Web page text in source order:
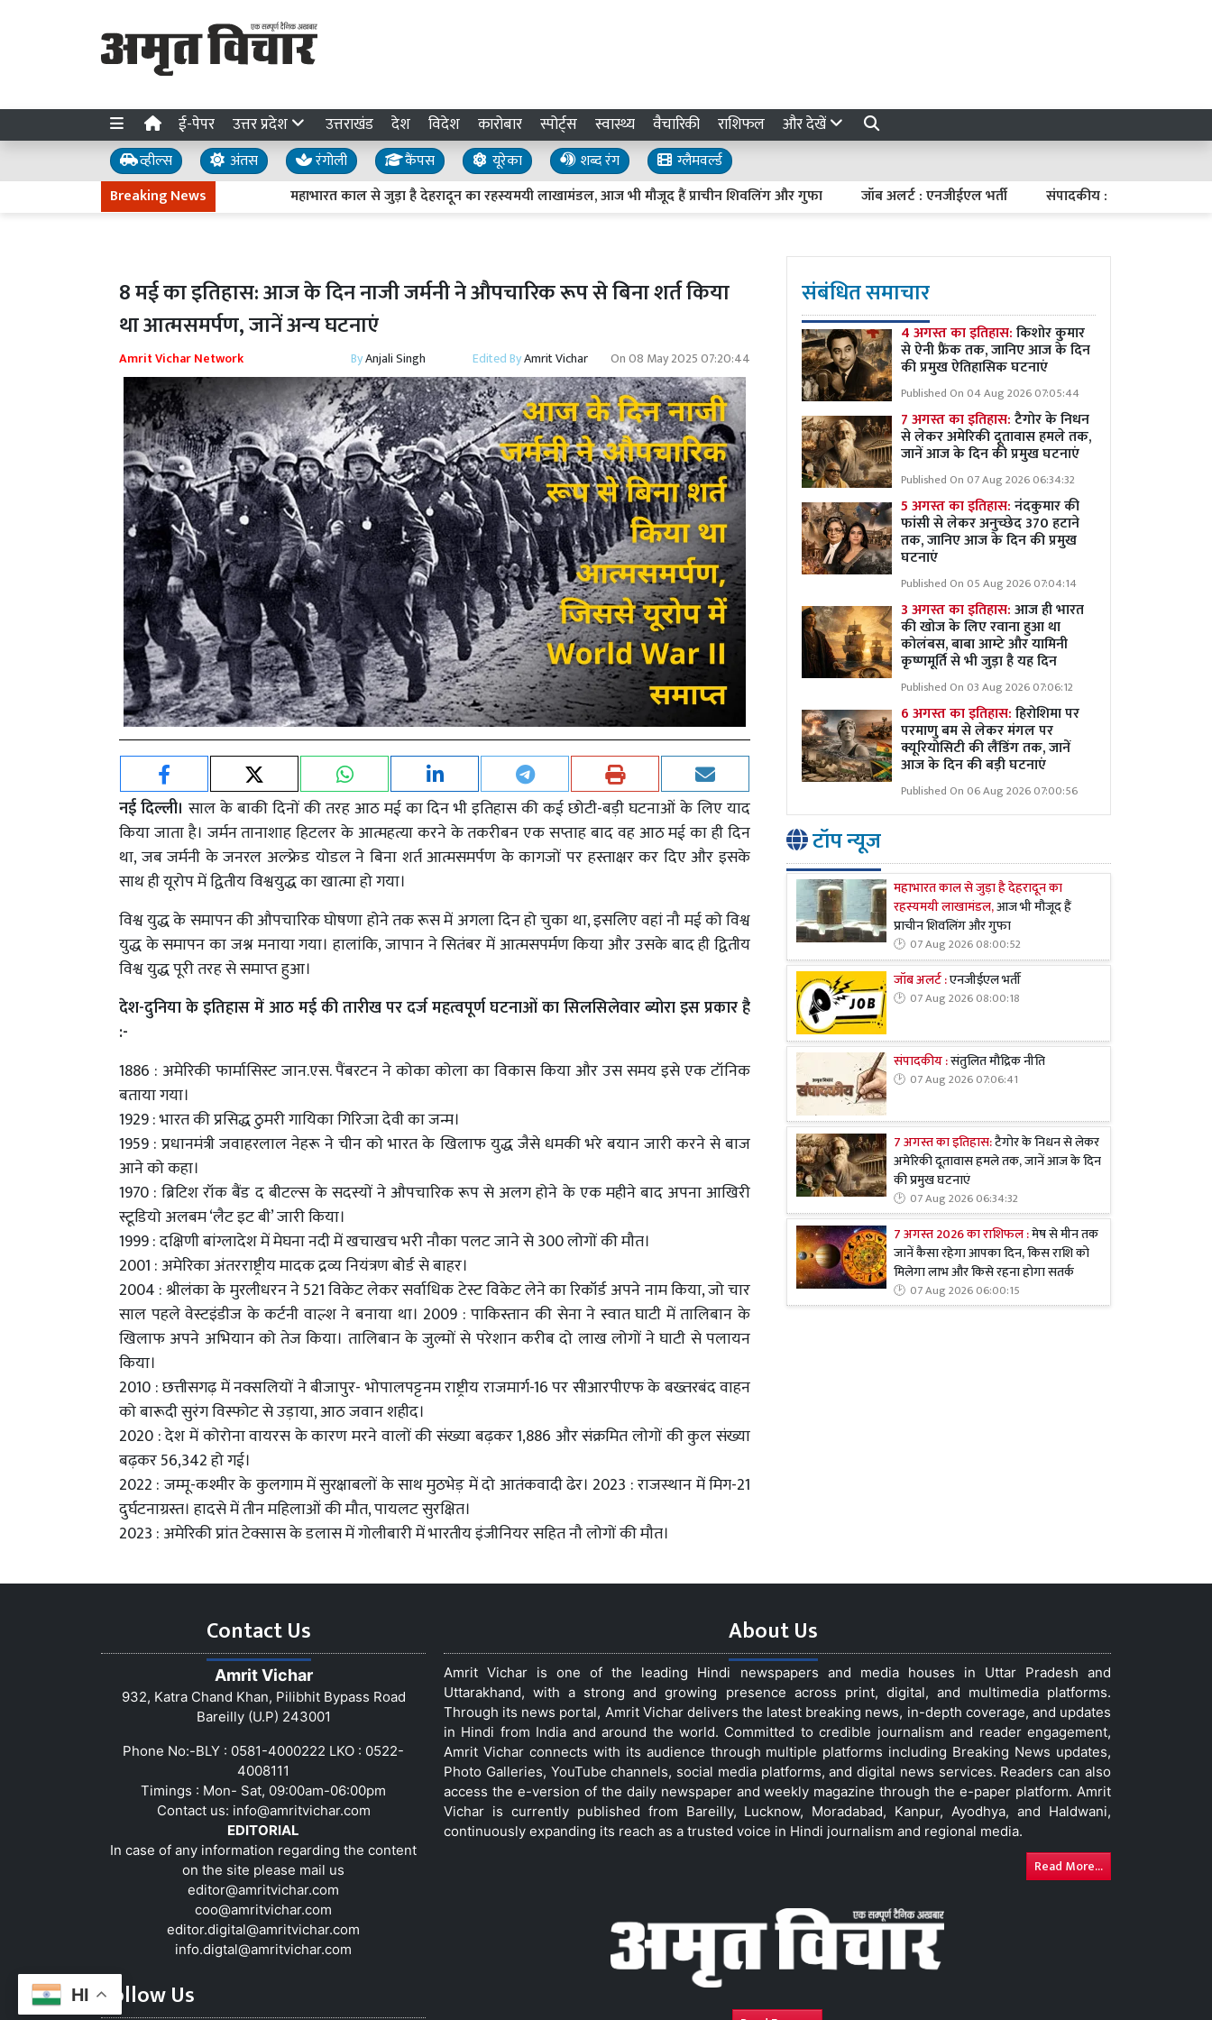
ई-पेपर उत्तर प्रदेश उत्तराखंड देश विदेश कारोबार स्पोर्ट्स स्वास्थ्य वैचारिकी राशिफल और देखें
व्हील्स अंतस रंगोली कैंपस यूरेका शब्द रंग
ग्लैमवर्ल्ड
Breaking News
महाभारत काल से जुड़ा है देहरादून का रहस्यमयी लाखामंडल, आज भी मौजूद हैं प्राचीन शिवलिंग और गुफा जॉब अलर्ट : एनजीईएल भर्ती संपादकीय : संतुलित मौद्रिक नीति
HI
8 मई का इतिहास: आज के दिन नाजी जर्मनी ने औपचारिक रूप से बिना शर्त किया
था आत्मसमर्पण, जानें अन्य घटनाएं
Amrit Vichar Network ByAnjali Singh Edited ByAmrit Vichar On08 May 2025 07:20:44
नई दिल्ली। साल के बाकी दिनों की तरह आठ मई का दिन भी इतिहास की कई छोटी-बड़ी घटनाओं के लिए याद
किया जाता है। जर्मन तानाशाह हिटलर के आत्महत्या करने के तकरीबन एक सप्ताह बाद वह आठ मई का ही दिन
था, जब जर्मनी के जनरल अल्फ्रेड योडल ने बिना शर्त आत्मसमर्पण के कागजों पर हस्ताक्षर कर दिए और इसके
साथ ही यूरोप में द्वितीय विश्वयुद्ध का खात्मा हो गया।
विश्व युद्ध के समापन की औपचारिक घोषणा होने तक रूस में अगला दिन हो चुका था, इसलिए वहां नौ मई को विश्व
युद्ध के समापन का जश्न मनाया गया। हालांकि, जापान ने सितंबर में आत्मसपर्मण किया और उसके बाद ही द्वितीय
विश्व युद्ध पूरी तरह से समाप्त हुआ।
देश-दुनिया के इतिहास में आठ मई की तारीख पर दर्ज महत्वपूर्ण घटनाओं का सिलसिलेवार ब्योरा इस प्रकार है
:-
1886 : अमेरिकी फार्मासिस्ट जान.एस. पैंबरटन ने कोका कोला का विकास किया और उस समय इसे एक टॉनिक
बताया गया।
1929 : भारत की प्रसिद्ध ठुमरी गायिका गिरिजा देवी का जन्म।
1959 : प्रधानमंत्री जवाहरलाल नेहरू ने चीन को भारत के खिलाफ युद्ध जैसे धमकी भरे बयान जारी करने से बाज
आने को कहा।
1970 : ब्रिटिश रॉक बैंड द बीटल्स के सदस्यों ने औपचारिक रूप से अलग होने के एक महीने बाद अपना आखिरी
स्टूडियो अलबम ‘लैट इट बी’ जारी किया।
1999 : दक्षिणी बांग्लादेश में मेघना नदी में खचाखच भरी नौका पलट जाने से 300 लोगों की मौत।
2001 : अमेरिका अंतरराष्ट्रीय मादक द्रव्य नियंत्रण बोर्ड से बाहर।
2004 : श्रीलंका के मुरलीधरन ने 521 विकेट लेकर सर्वाधिक टेस्ट विकेट लेने का रिकॉर्ड अपने नाम किया, जो चार
साल पहले वेस्टइंडीज के कर्टनी वाल्श ने बनाया था। 2009 : पाकिस्तान की सेना ने स्वात घाटी में तालिबान के
खिलाफ अपने अभियान को तेज किया। तालिबान के जुल्मों से परेशान करीब दो लाख लोगों ने घाटी से पलायन
किया।
2010 : छत्तीसगढ़ में नक्सलियों ने बीजापुर- भोपालपट्टनम राष्ट्रीय राजमार्ग-16 पर सीआरपीएफ के बख्तरबंद वाहन
को बारूदी सुरंग विस्फोट से उड़ाया, आठ जवान शहीद।
2020 : देश में कोरोना वायरस के कारण मरने वालों की संख्या बढ़कर 1,886 और संक्रमित लोगों की कुल संख्या
बढ़कर 56,342 हो गई।
2022 : जम्मू-कश्मीर के कुलगाम में सुरक्षाबलों के साथ मुठभेड़ में दो आतंकवादी ढेर। 2023 : राजस्‍थान में मि‍ग-21
दुर्घटनाग्रस्त। हादसे में तीन महिलाओं की मौत, पायलट सुरक्षित।
2023 : अमेरिकी प्रांत टेक्सास के डलास में गोलीबारी में भारतीय इंजीनियर सहित नौ लोगों की मौत।
संबंधित समाचार
4 अगस्त का इतिहास:किशोर कुमार
से ऐनी फ्रैंक तक, जानिए आज के दिन
की प्रमुख ऐतिहासिक घटनाएं
Published On 04 Aug 2026 07:05:44
7 अगस्त का इतिहास:टैगोर के निधन
से लेकर अमेरिकी दूतावास हमले तक,
जानें आज के दिन की प्रमुख घटनाएं
Published On 07 Aug 2026 06:34:32
5 अगस्त का इतिहास:नंदकुमार की
फांसी से लेकर अनुच्छेद 370 हटाने
तक, जानिए आज के दिन की प्रमुख
घटनाएं
Published On 05 Aug 2026 07:04:14
3 अगस्त का इतिहास:आज ही भारत
की खोज के लिए रवाना हुआ था
कोलंबस, बाबा आम्टे और यामिनी
कृष्णमूर्ति से भी जुड़ा है यह दिन
Published On 03 Aug 2026 07:06:12
6 अगस्त का इतिहास:हिरोशिमा पर
परमाणु बम से लेकर मंगल पर
क्यूरियोसिटी की लैंडिंग तक, जानें
आज के दिन की बड़ी घटनाएं
Published On 06 Aug 2026 07:00:56
टॉप न्यूज
महाभारत काल से जुड़ा है देहरादून का
रहस्यमयी लाखामंडल,आज भी मौजूद हैं
प्राचीन शिवलिंग और गुफा
07 Aug 2026 08:00:52
जॉब अलर्ट :एनजीईएल भर्ती
07 Aug 2026 08:00:18
संपादकीय :संतुलित मौद्रिक नीति
07 Aug 2026 07:06:41
7 अगस्त का इतिहास:टैगोर के निधन से लेकर
अमेरिकी दूतावास हमले तक, जानें आज के दिन
की प्रमुख घटनाएं
07 Aug 2026 06:34:32
7 अगस्त 2026 का राशिफल :मेष से मीन तक
जानें कैसा रहेगा आपका दिन, किस राशि को
मिलेगा लाभ और किसे रहना होगा सतर्क
07 Aug 2026 06:00:15
Contact Us
Amrit Vichar
932, Katra Chand Khan, Pilibhit Bypass Road
Bareilly (U.P) 243001
Phone No:-BLY : 0581-4000222 LKO : 0522-
4008111
Timings : Mon- Sat, 09:00am-06:00pm
Contact us: info@amritvichar.com
EDITORIAL
In case of any information regarding the content
on the site please mail us
editor@amritvichar.com
coo@amritvichar.com
editor.digital@amritvichar.com
info.digtal@amritvichar.com
Follow Us
About Us
Amrit Vichar is one of the leading Hindi newspapers and media houses in Uttar Pradesh and
Uttarakhand, with a strong and growing presence across print, digital, and multimedia platforms.
Through its news portal, Amrit Vichar delivers the latest breaking news, in-depth coverage, and updates
in Hindi from India and around the world. Committed to credible journalism and reader engagement,
Amrit Vichar connects with its audience through multiple platforms including Breaking News updates,
Photo Galleries, YouTube channels, social media platforms, and digital news services. Readers can also
access the e-version of the daily newspaper and weekly magazine through the e-paper platform. Amrit
Vichar is currently published from Bareilly, Lucknow, Moradabad, Kanpur, Ayodhya, and Haldwani,
continuously expanding its reach as a trusted voice in Hindi journalism and regional media.
Read More...